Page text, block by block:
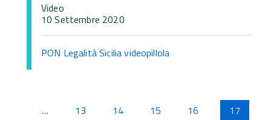
Video
10 Settembre 2020
PON Legalità Sicilia videopillola
… 13 14 15 16
17